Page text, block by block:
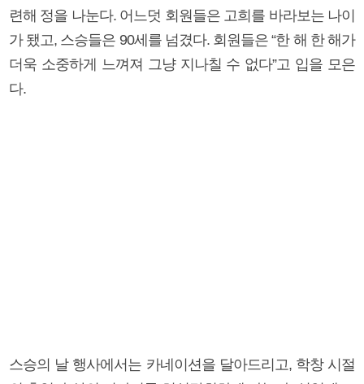
련해 정을 나눈다. 어느덧 회원들은 고희를 바라보는 나이
가 됐고, 스승들은 90세를 넘겼다. 회원들은 “한 해 한 해가
더욱 소중하게 느껴져 그냥 지나칠 수 없다”고 입을 모은
다.
스승의 날 행사에서는 카네이션을 달아드리고, 학창 시절